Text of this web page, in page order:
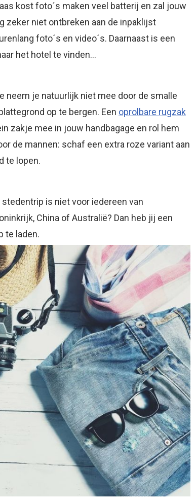
kost foto´s maken veel batterij en zal jouw
zeker niet ontbreken aan de inpaklijst
foto´s en video´s. Daarnaast is een
het hotel te vinden…
neem je natuurlijk niet mee door de smalle
op te bergen. Een oprolbare rugzak
zakje mee in jouw handbagage en rol hem
de mannen: schaf een extra roze variant aan
te lopen.
is niet voor iedereen van
China of Australië? Dan heb jij een
te laden.